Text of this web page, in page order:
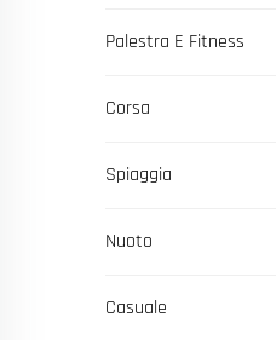
Palestra E Fitness
Corsa
Spiaggia
Nuoto
Casuale